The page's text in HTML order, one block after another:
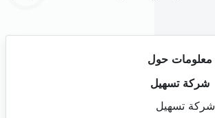
معلومات حول
شركة تسهيل
شركة تسهيل